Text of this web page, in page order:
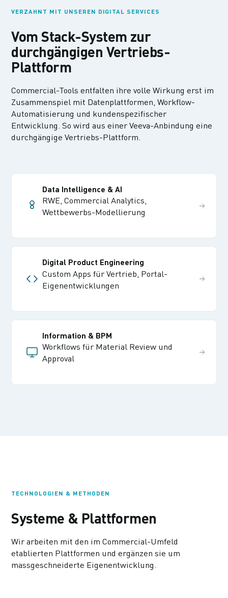
VERZAHNT MIT UNSEREN DIGITAL SERVICES
Vom Stack-System zur
durchgängigen Vertriebs-
Plattform
Commercial-Tools entfalten ihre volle Wirkung erst im
Zusammenspiel mit Datenplattformen, Workflow-
Automatisierung und kundenspezifischer
Entwicklung. So wird aus einer Veeva-Anbindung eine
durchgängige Vertriebs-Plattform.
Data Intelligence & AI
RWE, Commercial Analytics,
Wettbewerbs-Modellierung
Digital Product Engineering
Custom Apps für Vertrieb, Portal-
Eigenentwicklungen
Information & BPM
Workflows für Material Review und
Approval
TECHNOLOGIEN & METHODEN
Systeme & Plattformen
Wir arbeiten mit den im Commercial-Umfeld
etablierten Plattformen und ergänzen sie um
massgeschneiderte Eigenentwicklung.